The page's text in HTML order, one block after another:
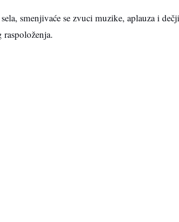
smenjivaće se zvuci muzike, aplauza i
raspoloženja.